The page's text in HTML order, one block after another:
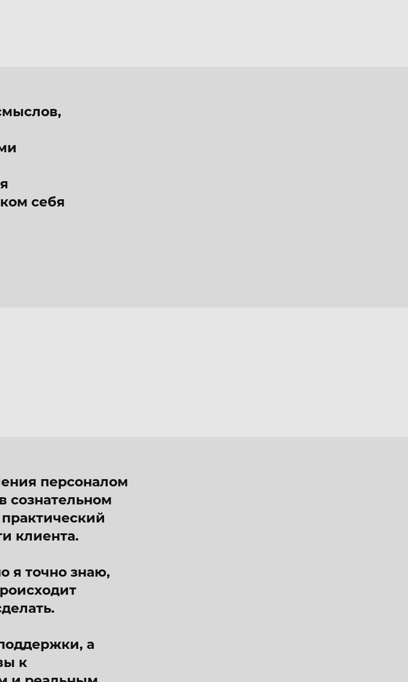
себя
персоналом
сознательном
клиента.
я точно знаю,
а
к